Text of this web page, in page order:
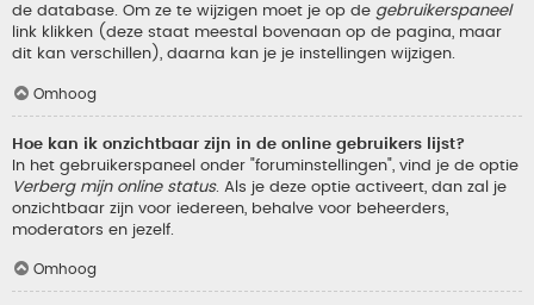
de database. Om ze te wijzigen moet je op de gebruikerspaneel
link klikken (deze staat meestal bovenaan op de pagina, maar
dit kan verschillen), daarna kan je je instellingen wijzigen.
Omhoog
Hoe kan ik onzichtbaar zijn in de online gebruikers lijst?
In het gebruikerspaneel onder "foruminstellingen", vind je de optie
Verberg mijn online status. Als je deze optie activeert, dan zal je
onzichtbaar zijn voor iedereen, behalve voor beheerders,
moderators en jezelf.
Omhoog